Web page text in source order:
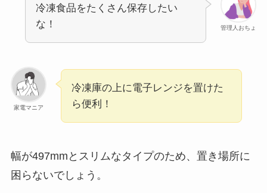
管理人おちょ
冷凍食品をたくさん保存したい
な！
家電マニア
冷凍庫の上に電子レンジを置けた
ら便利！
幅が497mmとスリムなタイプのため、置き場所に
困らないでしょう。